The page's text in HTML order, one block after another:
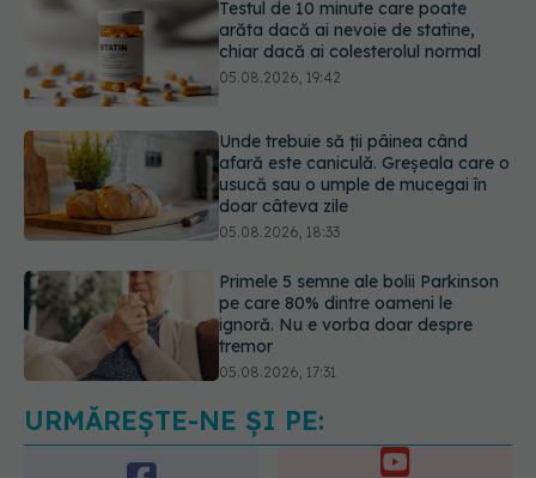
Unde trebuie să ții pâinea când
afară este caniculă. Greșeala care o
05.08.2026, 18:33
Primele 5 semne ale bolii Parkinson
pe care 80% dintre oameni le
ignoră. Nu e vorba doar despre
05.08.2026, 17:31
Gabriela Cristea, manifest pentru
respect și acceptare: Corpul
fiecăruia spune o poveste
URMĂREȘTE-NE ȘI PE: